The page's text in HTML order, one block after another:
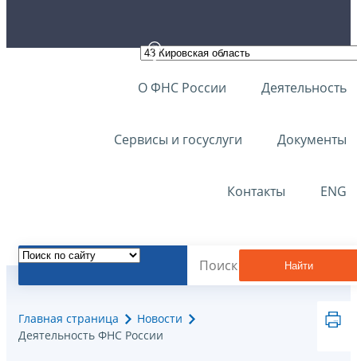
О ФНС России Деятельность
Сервисы и госуслуги Документы
Контакты ENG
Найти
Главная страница
Новости
Деятельность ФНС России